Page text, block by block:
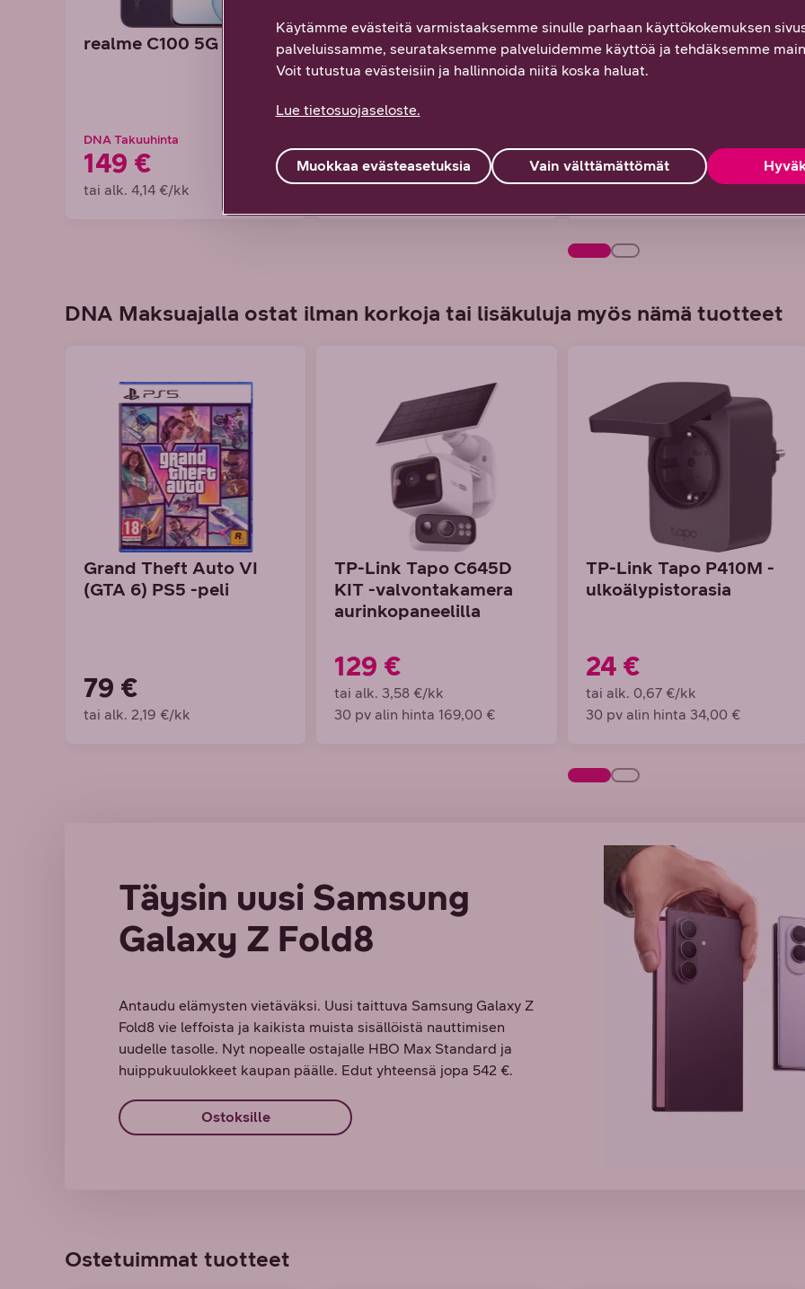
realme C100 5G
DNA Takuuhinta
149 €
tai alk. 4,14 €/kk
Samsung Galaxy A26
5G
199 €
tai alk. 5,53 €/kk
HONOR X5c Plus
79 €
tai alk. 2,19 €/kk
DNA Maksuajalla ostat ilman korkoja tai lisäkuluja myös nämä tuotteet
Grand Theft Auto VI
(GTA 6) PS5 -peli
79 €
tai alk. 2,19 €/kk
TP-Link Tapo C645D
KIT -valvontakamera
aurinkopaneelilla
129 €
tai alk. 3,58 €/kk
30 pv alin hinta 169,00 €
TP-Link Tapo P410M -
ulkoälypistorasia
24 €
tai alk. 0,67 €/kk
30 pv alin hinta 34,00 €
Täysin uusi Samsung
Galaxy Z Fold8
Antaudu elämysten vietäväksi. Uusi taittuva Samsung Galaxy Z
Fold8 vie leffoista ja kaikista muista sisällöistä nauttimisen
uudelle tasolle. Nyt nopealle ostajalle HBO Max Standard ja
huippukuulokkeet kaupan päälle. Edut yhteensä jopa 542 €.
Ostoksille
Ostetuimmat tuotteet
Käytämme evästeitä varmistaaksemme sinulle parhaan käyttökokemuksen
palveluissamme, seurataksemme palveluidemme käyttöä ja tehdäksemme
Voit tutustua evästeisiin ja hallinnoida niitä koska haluat.
Lue tietosuojaseloste.
Vain välttämättömät
Muokkaa evästeasetuksia